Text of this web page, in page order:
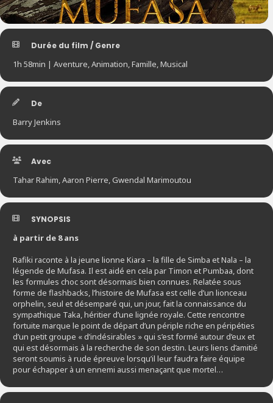
Durée du film / Genre
1h 58min | Aventure, Animation, Famille, Musical
De
Barry Jenkins
Avec
Tahar Rahim, Aaron Pierre, Gwendal Marimoutou
SYNOPSIS
à partir de 8 ans
Rafiki raconte à la jeune lionne Kiara – la fille de Simba et Nala – la
légende de Mufasa. Il est aidé en cela par Timon et Pumbaa, dont
les formules choc sont désormais bien connues. Relatée sous
forme de flashbacks, l’histoire de Mufasa est celle d’un lionceau
orphelin, seul et désemparé qui, un jour, fait la connaissance du
sympathique Taka, héritier d’une lignée royale. Cette rencontre
fortuite marque le point de départ d’un périple riche en péripéties
d’un petit groupe « d’indésirables » qui s’est formé autour d’eux et
qui est désormais à la recherche de son destin. Leurs liens d’amitié
seront soumis à rude épreuve lorsqu’il leur faudra faire équipe
pour échapper à un ennemi aussi menaçant que mortel…